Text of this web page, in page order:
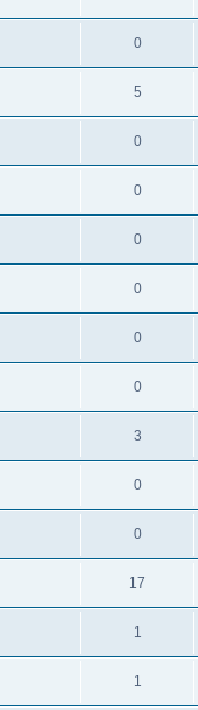
0
5
0
0
0
0
0
0
3
0
0
17
1
1